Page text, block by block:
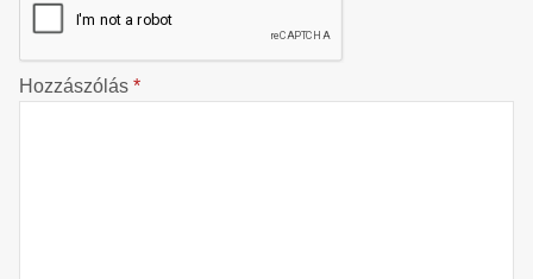
Hozzászólás *